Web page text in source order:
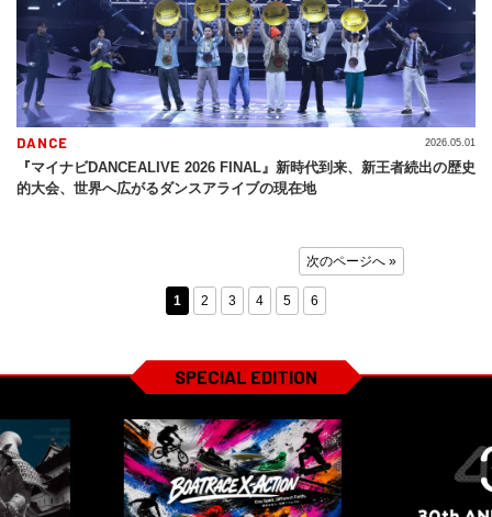
DANCE
『マイナビDANCEALIVE 2026 FINAL』新時代到来、新王者続出の歴史
的大会、世界へ広がるダンスアライブの現在地
2026.05.01
1 2 3 4 5 6
次のページへ »
SPECIAL EDITION